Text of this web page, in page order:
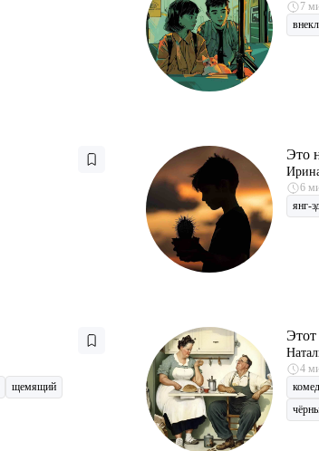
7
Это
6
янг-
щемящий
4